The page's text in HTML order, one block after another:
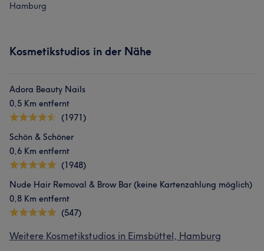
Hamburg
Kosmetikstudios in der Nähe
Adora Beauty Nails
0,5 Km entfernt
(1971)
Schön & Schöner
0,6 Km entfernt
(1948)
Nude Hair Removal & Brow Bar (keine Kartenzahlung möglich)
0,8 Km entfernt
(547)
Weitere Kosmetikstudios in Eimsbüttel, Hamburg